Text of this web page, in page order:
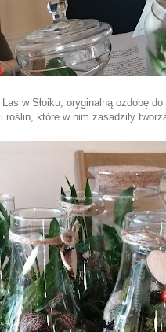
w Słoiku, oryginalną ozdobę
roślin, które w nim zasadziły